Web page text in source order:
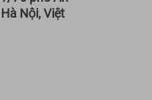
Nội, Việt